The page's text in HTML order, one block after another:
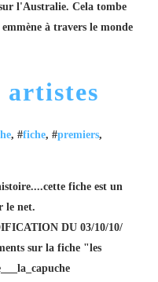
l'Australie. Cela tombe
à travers le monde
artistes
, #fiche, #premiers,
fiche est un
le net.
DU 03/10/10/
sur la fiche "les